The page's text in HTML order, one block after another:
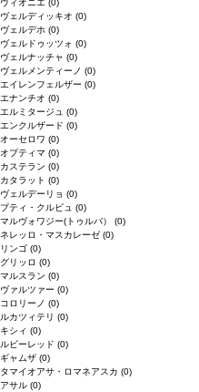
ヴィオニエ (0)
ヴェルディッキオ (0)
ヴェルデホ (0)
ヴェルドゥッツォ (0)
ヴェルナッチャ (0)
ヴェルメンティーノ (0)
エイレンフェルザー (0)
エナンチオ (0)
エルミタージュ (0)
エンクルザード (0)
オーセロワ (0)
オプティマ (0)
カステラン (0)
カタラット (0)
ヴェルデーリョ (0)
プティ・クルビュ (0)
マルヴォワジー(トゥルバ） (0)
ネレッロ・マスカレーゼ (0)
リンゴ (0)
グリッロ (0)
マルスラン (0)
ヴァルツァー (0)
コロリーノ (0)
ルカツィテリ (0)
キシィ (0)
ルビーレッド (0)
ギャムザ (0)
タマイオアサ・ロマネアスカ (0)
アサル (0)